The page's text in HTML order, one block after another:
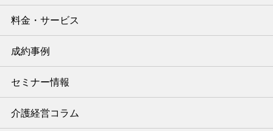
料金・サービス
成約事例
セミナー情報
介護経営コラム